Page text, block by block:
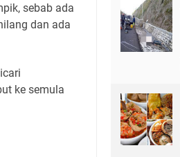
sebab ada
dan ada
ke semula